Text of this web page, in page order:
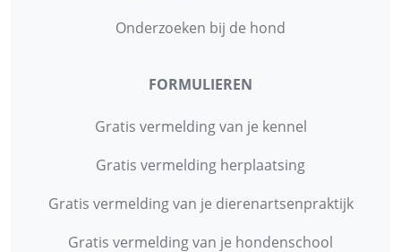
Onderzoeken bij de hond
FORMULIEREN
Gratis vermelding van je kennel
Gratis vermelding herplaatsing
Gratis vermelding van je dierenartsenpraktijk
Gratis vermelding van je hondenschool